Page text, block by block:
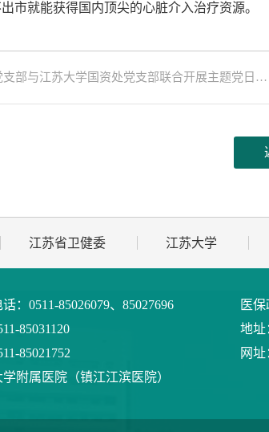
市就能获得国内顶尖的心脏介入治疗资源。
部与江苏大学国资处党支部联合开展主题党日活动
江苏省卫健委 江苏大学
： 0511-85026079、85027696
85031120
85021752
附属医院（镇江江滨医院）
医保
地址
网址